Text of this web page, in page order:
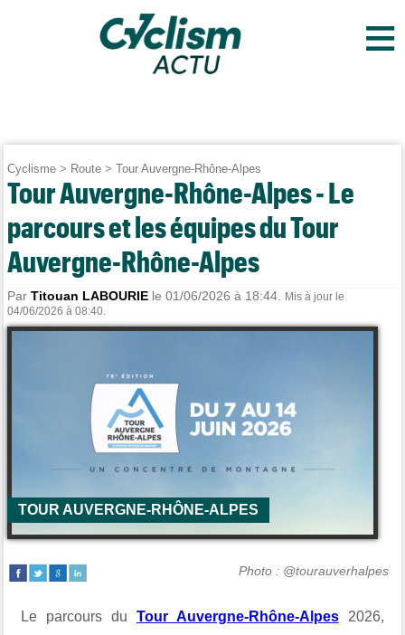
≡
Cyclisme > Route >Tour Auvergne-Rhône-Alpes
Tour Auvergne-Rhône-Alpes - Le
parcours et les équipes du Tour
Auvergne-Rhône-Alpes
ParTitouan LABOURIE le 01/06/2026 à 18:44.
Mis à jour le
04/06/2026 à 08:40.
TOUR AUVERGNE-RHÔNE-ALPES
Photo : @tourauverhalpes
Le parcours du Tour Auvergne-Rhône-Alpes2026,